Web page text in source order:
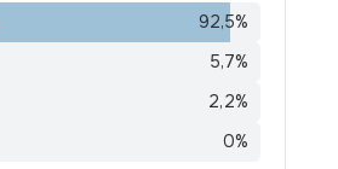
92,5%
5,7%
2,2%
0%